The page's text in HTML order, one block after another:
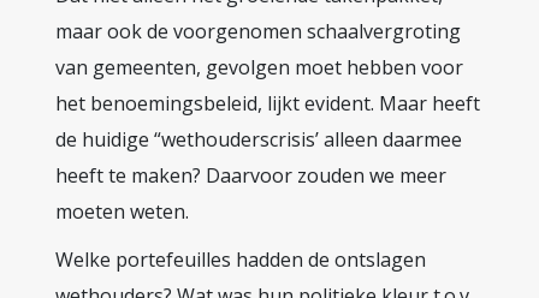
maar ook de voorgenomen schaalvergroting
van gemeenten, gevolgen moet hebben voor
het benoemingsbeleid, lijkt evident. Maar heeft
de huidige “wethouderscrisis’ alleen daarmee
heeft te maken? Daarvoor zouden we meer
moeten weten.
Welke portefeuilles hadden de ontslagen